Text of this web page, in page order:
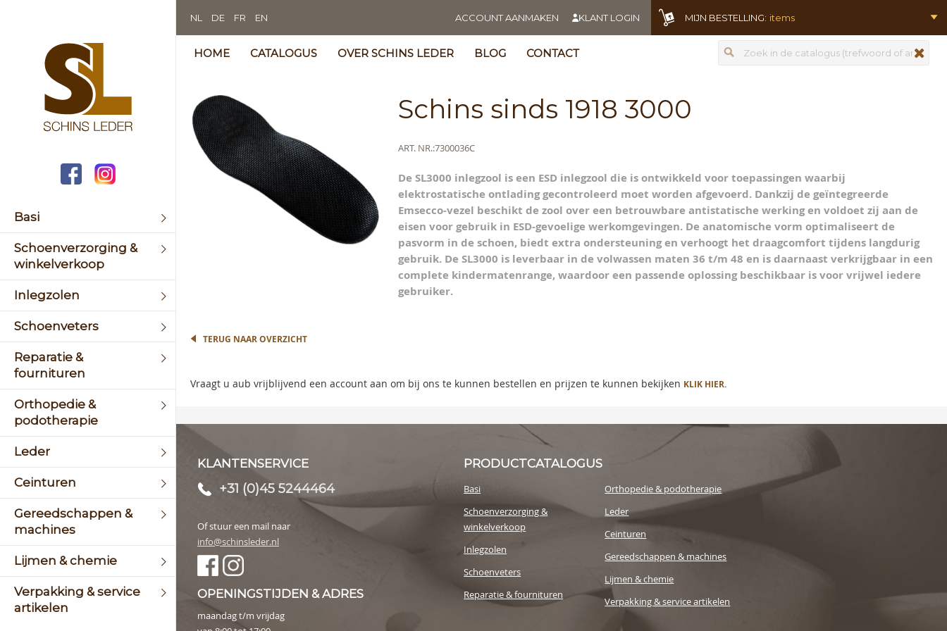
Basi
Schoenverzorging &
winkelverkoop
Inlegzolen
Schoenveters
Reparatie &
fournituren
Orthopedie &
podotherapie
Leder
Ceinturen
Gereedschappen &
machines
Lijmen & chemie
Verpakking & service
artikelen
ACCOUNT AANMAKEN KLANT LOGIN
NL DE FR EN MIJN BESTELLING: items
HOME CATALOGUS OVER SCHINS LEDER BLOG CONTACT Zoeken
Schins sinds 1918 3000
Meer
ART. NR.7300036C
De SL3000 inlegzool is een ESD inlegzool die is ontwikkeld voor toepassingen waarbij
elektrostatische ontlading gecontroleerd moet worden afgevoerd. Dankzij de geïntegreerde
Emsecco-vezel beschikt de zool over een betrouwbare antistatische werking en voldoet zij aan de
eisen voor gebruik in ESD-gevoelige werkomgevingen. De anatomische vorm optimaliseert de
pasvorm in de schoen, biedt extra ondersteuning en verhoogt het draagcomfort tijdens langdurig
gebruik. De SL3000 is leverbaar in de volwassen maten 36 t/m 48 en is daarnaast verkrijgbaar in een
complete kindermatenrange, waardoor een passende oplossing beschikbaar is voor vrijwel iedere
gebruiker.
end
of
the
images
gallery
images
TERUG NAAR OVERZICHT
Vraagt u aub vrijblijvend een account aan om bij ons te kunnen bestellen en prijzen te kunnen bekijken KLIK HIER.
KLANTENSERVICE
+31 (0)45 5244464
Of stuur een mail naar
info@schinsleder.nl
OPENINGSTIJDEN & ADRES
maandag t/m vrijdag
PRODUCTCATALOGUS
Basi
Schoenverzorging &
winkelverkoop
Inlegzolen
Schoenveters
Reparatie & fournituren
Orthopedie & podotherapie
Leder
Ceinturen
Gereedschappen & machines
Lijmen & chemie
Verpakking & service artikelen